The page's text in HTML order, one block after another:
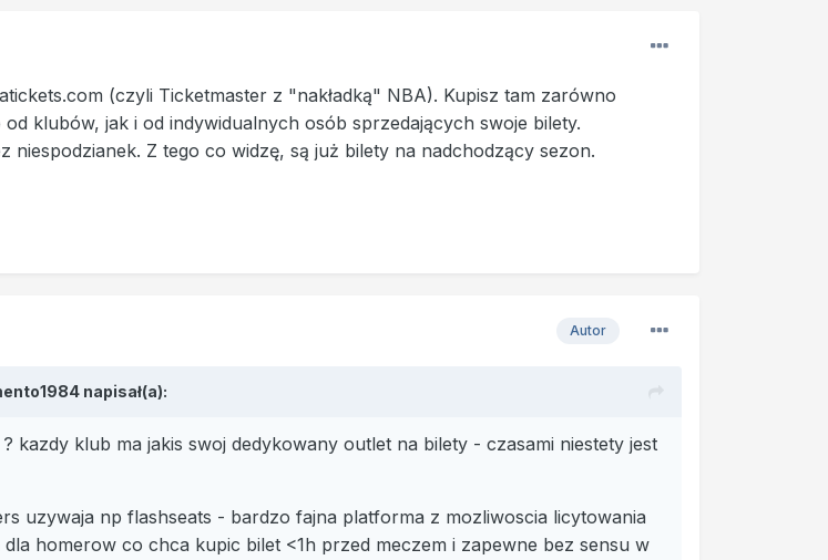
(czyli Ticketmaster z "nakładką" NBA). Kupisz tam zarówno
klubów, jak i od indywidualnych osób sprzedających swoje bilety.
niespodzianek. Z tego co widzę, są już bilety na nadchodzący sezon.
Autor
napisał(a):
kazdy klub ma jakis swoj dedykowany outlet na bilety - czasami niestety jest
uzywaja np flashseats - bardzo fajna platforma z mozliwoscia licytowania
homerow co chca kupic bilet <1h przed meczem i zapewne bez sensu w